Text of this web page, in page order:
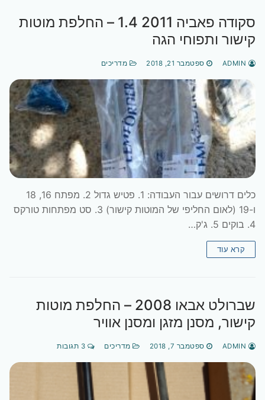
סקודה פאביה 2011 1.4 – החלפת מוטות
קישור ותפוחי הגה
ספטמבר 21, 2018 מדריכים
כלים דרושים עבור העבודה: 1. פטיש גדול 2. מפתח 16, 18
ו-19 (לאום החליפי של המוטות קישור) 3. סט מפתחות טורקס
4. בוקים 5. ג'ק…
קרא עוד
שברולט אבאו 2008 – החלפת מוטות
קישור, מסנן מזגן ומסנן אוויר
ספטמבר 7, 2018 מדריכים